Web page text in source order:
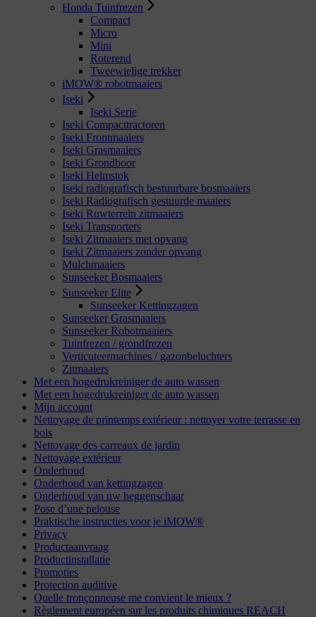
Honda Tuinfrezen
Compact
Micro
Mini
Roterend
Tweewielige trekker
iMOW® robotmaaiers
Iseki
Iseki Serie
Iseki Compacttractoren
Iseki Frontmaaiers
Iseki Grasmaaiers
Iseki Grondboor
Iseki Helmstok
Iseki radiografisch bestuurbare bosmaaiers
Iseki Radiografisch gestuurde maaiers
Iseki Ruwterrein zitmaaiers
Iseki Transporters
Iseki Zitmaaiers met opvang
Iseki Zitmaaiers zonder opvang
Mulchmaaiers
Sunseeker Bosmaaiers
Sunseeker Elite
Sunseeker Kettingzagen
Sunseeker Grasmaaiers
Sunseeker Robotmaaiers
Tuinfrezen / grondfrezen
Verticuteermachines / gazonbeluchters
Zitmaaiers
Met een hogedrukreiniger de auto wassen
Met een hogedrukreiniger de auto wassen
Mijn account
Nettoyage de printemps extérieur : nettoyer votre terrasse en
bois
Nettoyage des carreaux de jardin
Nettoyage extérieur
Onderhoud
Onderhoud van kettingzagen
Onderhoud van uw heggenschaar
Pose d’une pelouse
Praktische instructies voor je iMOW®
Privacy
Productaanvraag
Productinstallatie
Promoties
Protection auditive
Quelle tronçonneuse me convient le mieux ?
Règlement européen sur les produits chimiques REACH